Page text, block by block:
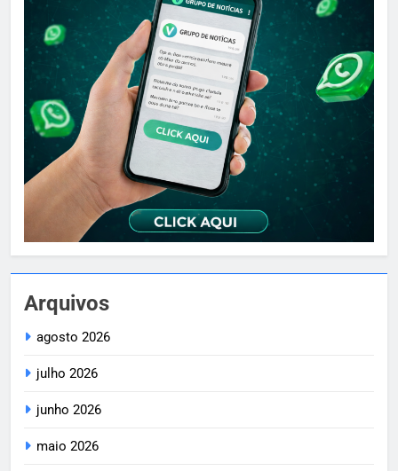
Arquivos
agosto 2026
julho 2026
junho 2026
maio 2026